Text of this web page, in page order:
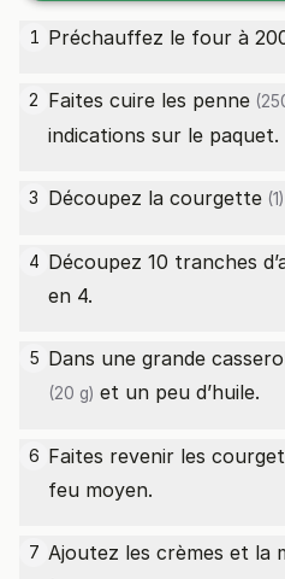
1 Préchauffez le four à
2 Faites cuire les penne
indications sur le paquet.
3 Découpez la courgette (1)
4 Découpez 10 tranches
en 4.
5 Dans une grande
(20 g) et un peu d’huile.
6 Faites revenir les
feu moyen.
7 Ajoutez les crèmes et la